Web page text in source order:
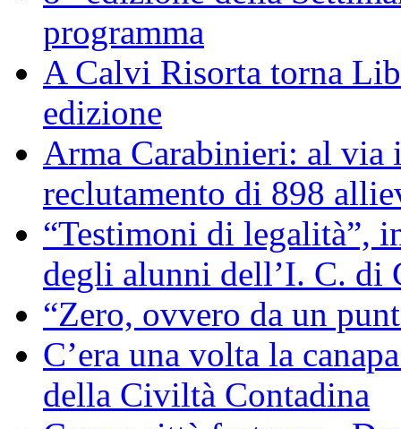
programma
A Calvi Risorta torna
edizione
Arma Carabinieri: al via
reclutamento di 898
“Testimoni di legalità”,
degli alunni dell’I. C. di
“Zero, ovvero da un
C’era una volta la
della Civiltà Contadina